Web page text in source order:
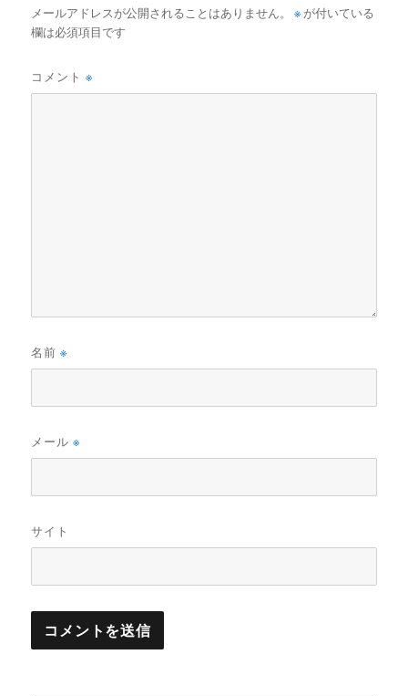
メールアドレスが公開されることはありません。 ※ が付いている
欄は必須項目です
コメント※
名前※
メール※
サイト